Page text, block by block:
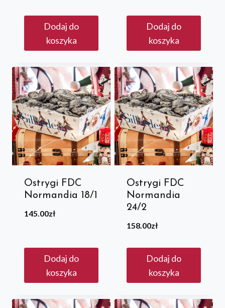
Dodaj do
koszyka
Dodaj do
koszyka
Ostrygi FDC
Normandia 18/1
145.00zł
Dodaj do
koszyka
Ostrygi FDC
Normandia
24/2
158.00zł
Dodaj do
koszyka